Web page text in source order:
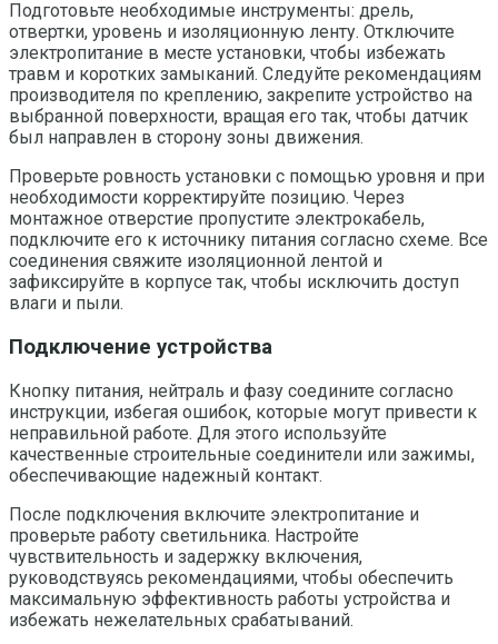
Подготовьте необходимые инструменты: дрель,
отвертки, уровень и изоляционную ленту. Отключите
электропитание в месте установки, чтобы избежать
травм и коротких замыканий. Следуйте рекомендациям
производителя по креплению, закрепите устройство на
выбранной поверхности, вращая его так, чтобы датчик
был направлен в сторону зоны движения.
Проверьте ровность установки с помощью уровня и при
необходимости корректируйте позицию. Через
монтажное отверстие пропустите электрокабель,
подключите его к источнику питания согласно схеме. Все
соединения свяжите изоляционной лентой и
зафиксируйте в корпусе так, чтобы исключить доступ
влаги и пыли.
Подключение устройства
Кнопку питания, нейтраль и фазу соедините согласно
инструкции, избегая ошибок, которые могут привести к
неправильной работе. Для этого используйте
качественные строительные соединители или зажимы,
обеспечивающие надежный контакт.
После подключения включите электропитание и
проверьте работу светильника. Настройте
чувствительность и задержку включения,
руководствуясь рекомендациями, чтобы обеспечить
максимальную эффективность работы устройства и
избежать нежелательных срабатываний.